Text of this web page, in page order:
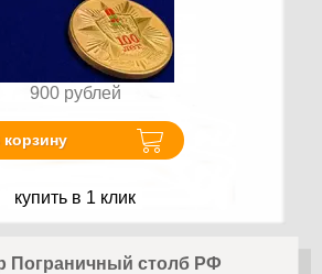
900 рублей
корзину
купить в 1 клик
Пограничный столб РФ